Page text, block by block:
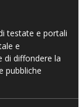
testate e portali
e
di diffondere la
pubbliche